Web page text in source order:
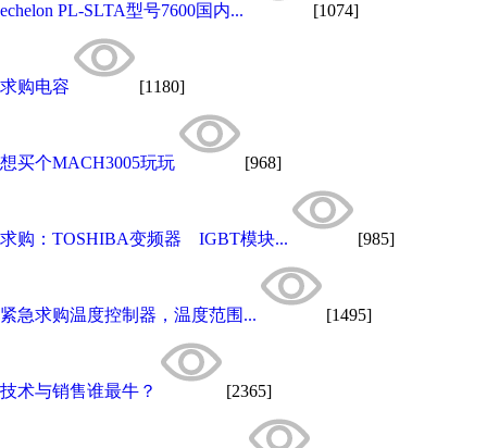
echelon PL-SLTA型号7600国内... [1074]
求购电容 [1180]
想买个MACH3005玩玩 [968]
求购：TOSHIBA变频器 IGBT模块... [985]
紧急求购温度控制器，温度范围... [1495]
技术与销售谁最牛？ [2365]